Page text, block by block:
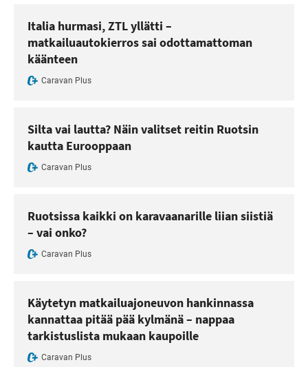
Italia hurmasi, ZTL yllätti –
matkailuautokierros sai odottamattoman
käänteen
Caravan Plus
Silta vai lautta? Näin valitset reitin Ruotsin
kautta Eurooppaan
Caravan Plus
Ruotsissa kaikki on karavaanarille liian siistiä
– vai onko?
Caravan Plus
Käytetyn matkailuajoneuvon hankinnassa
kannattaa pitää pää kylmänä – nappaa
tarkistuslista mukaan kaupoille
Caravan Plus